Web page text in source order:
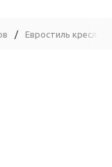
/ Евростиль кресла с